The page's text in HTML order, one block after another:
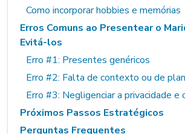
Como incorporar hobbies e memórias
Erros Comuns ao Presentear o
Evitá-los
Erro #1: Presentes genéricos
Erro #2: Falta de contexto ou de
Erro #3: Negligenciar a privacidade e
Próximos Passos Estratégicos
Perguntas Frequentes